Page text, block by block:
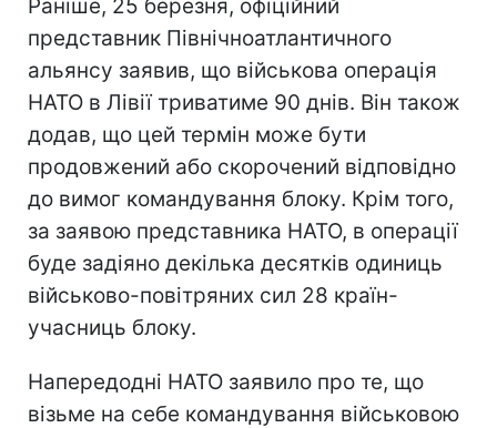
Раніше, 25 березня, офіційний
представник Північноатлантичного
альянсу заявив, що військова операція
НАТО в Лівії триватиме 90 днів. Він також
додав, що цей термін може бути
продовжений або скорочений відповідно
до вимог командування блоку. Крім того,
за заявою представника НАТО, в операції
буде задіяно декілька десятків одиниць
військово-повітряних сил 28 країн-
учасниць блоку.
Напередодні НАТО заявило про те, що
візьме на себе командування військовою